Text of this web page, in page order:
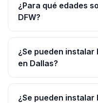
¿Para qué edades
DFW?
¿Se pueden
en Dallas?
¿Se pueden